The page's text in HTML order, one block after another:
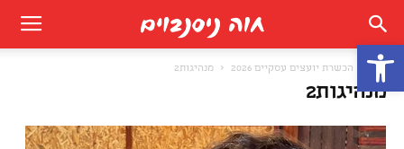
פתח סרגל נגישות
הכשרת יועצים עסקיים 2026 מנהיגות2
מנהיגות2